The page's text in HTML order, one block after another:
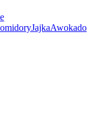
JajkaAwokado